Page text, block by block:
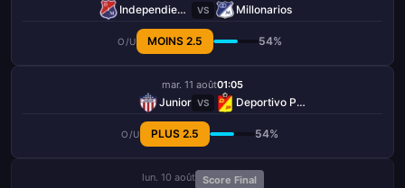
Independiente Medellín VS Millonarios
O/U MOINS 2.5 54%
mar. 11 août01:05
Junior VS Deportivo Pereira
O/U PLUS 2.5 54%
lun. 10 août Score Final